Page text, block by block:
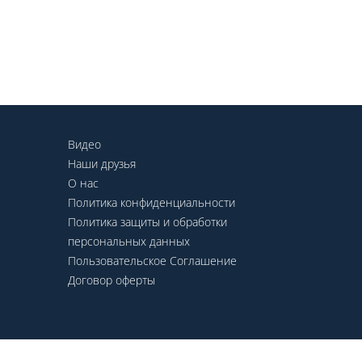
Видео
Наши друзья
О нас
Политика конфиденциальности
Политика защиты и обработки
персональных данных
Пользовательское Соглашение
Договор оферты